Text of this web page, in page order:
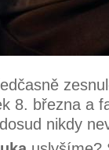
8. března a
nikdy